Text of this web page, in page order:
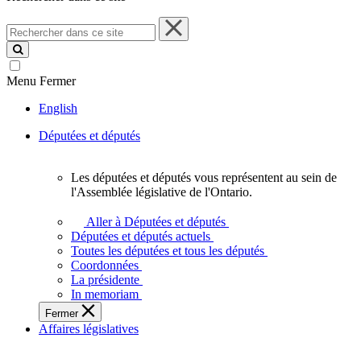
Rechercher
dans
ce
site
Menu Fermer
English
Députées et députés
députés
vous
représentent
sein
de
l'Assemblée
législative
Les députées et députés vous représentent au sein de
l'Assemblée législative de l'Ontario.
Aller à Députées et députés
Députées et députés actuels
Toutes les députées et tous les députés
Coordonnées
La présidente
In memoriam
Fermer
Affaires législatives